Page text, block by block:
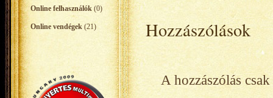
Online felhasználók (0)
Online vendégek (21) Hozzászólások
A hozzászólás